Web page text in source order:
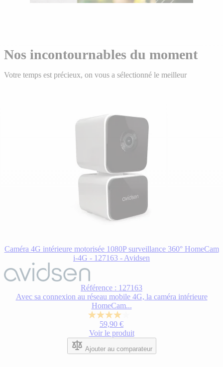
Nos incontournables du moment
Votre temps est précieux, on vous a sélectionné le meilleur
Caméra 4G intérieure motorisée 1080P surveillance 360° HomeCam
i-4G - 127163 - Avidsen
Référence : 127163
Avec sa connexion au réseau mobile 4G, la caméra intérieure
HomeCam...
4.0
sur
5
étoiles.
1
59,90 €
Voir le produit
Ajouter au comparateur